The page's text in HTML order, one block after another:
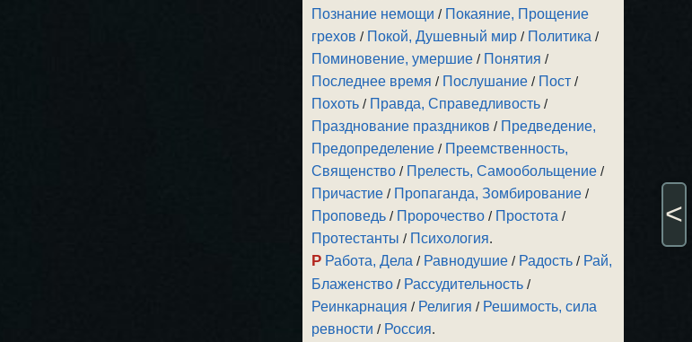
Познание немощи / Покаяние, Прощение
грехов / Покой, Душевный мир / Политика /
Поминовение, умершие / Понятия /
Последнее время / Послушание / Пост /
Похоть / Правда, Справедливость /
Празднование праздников / Предведение,
Предопределение / Преемственность,
Священство / Прелесть, Самообольщение /
Причастие / Пропаганда, Зомбирование /
Проповедь / Пророчество / Простота /
Протестанты / Психология.
Р Работа, Дела / Равнодушие / Радость / Рай,
Блаженство / Рассудительность /
Реинкарнация / Религия / Решимость, сила
ревности / Россия.
<